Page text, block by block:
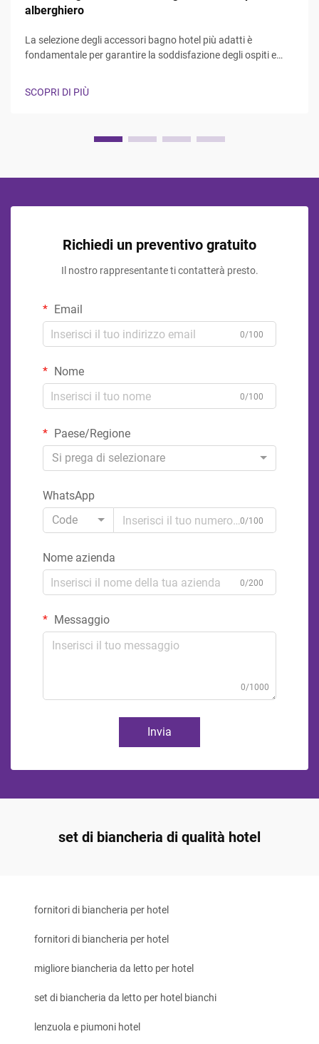
alberghiero
La selezione degli accessori bagno hotel più adatti è
fondamentale per garantire la soddisfazione degli ospiti e
hotel e i professionisti degli approvvigionamenti devono fare i
SCOPRI DI PIÙ
Richiedi un preventivo gratuito
Il nostro rappresentante ti contatterà presto.
Email
0/100
Nome
0/100
Paese/Regione
Si prega di selezionare
WhatsApp
Code
0/100
Nome azienda
0/200
Messaggio
0/1000
Invia
set di biancheria di qualità hotel
fornitori di biancheria per hotel
fornitori di biancheria per hotel
migliore biancheria da letto per hotel
set di biancheria da letto per hotel bianchi
lenzuola e piumoni hotel